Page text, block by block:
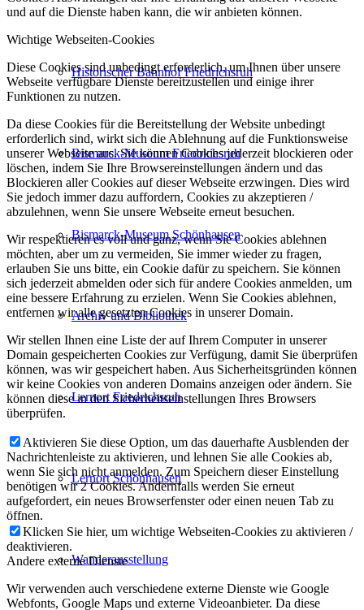
Historischer Bahnhof Friedrichsruh
Bismarck-Museum Friedrichsruh
Bismarck-Museum Schönhausen
Archiv und Bibliothek
Lernort Friedrichsruh
Lernort Schönhausen
Wanderausstellung
und auf die Dienste haben kann, die wir anbieten können.
Wichtige Webseiten-Cookies
Diese Cookies sind unbedingt erforderlich, um Ihnen über unsere
Webseite verfügbare Dienste bereitzustellen und einige ihrer
Funktionen zu nutzen.
Da diese Cookies für die Bereitstellung der Website unbedingt
erforderlich sind, wirkt sich die Ablehnung auf die Funktionsweise
unserer Webseite aus. Sie können Cookies jederzeit blockieren oder
löschen, indem Sie Ihre Browsereinstellungen ändern und das
Blockieren aller Cookies auf dieser Webseite erzwingen. Dies wird
Sie jedoch immer dazu auffordern, Cookies zu akzeptieren /
abzulehnen, wenn Sie unsere Webseite erneut besuchen.
Wir respektieren es voll und ganz, wenn Sie Cookies ablehnen
möchten, aber um zu vermeiden, Sie immer wieder zu fragen,
erlauben Sie uns bitte, ein Cookie dafür zu speichern. Sie können
sich jederzeit abmelden oder sich für andere Cookies anmelden, um
eine bessere Erfahrung zu erzielen. Wenn Sie Cookies ablehnen,
entfernen wir alle gesetzten Cookies in unserer Domain.
Wir stellen Ihnen eine Liste der auf Ihrem Computer in unserer
Domain gespeicherten Cookies zur Verfügung, damit Sie überprüfen
können, was wir gespeichert haben. Aus Sicherheitsgründen können
wir keine Cookies von anderen Domains anzeigen oder ändern. Sie
können diese in den Sicherheitseinstellungen Ihres Browsers
überprüfen.
Aktivieren Sie diese Option, um das dauerhafte Ausblenden der
Nachrichtenleiste zu aktivieren, und lehnen Sie alle Cookies ab,
wenn Sie sich nicht anmelden. Zum Speichern dieser Einstellung
benötigen wir 2 Cookies. Andernfalls werden Sie erneut
aufgefordert, ein neues Browserfenster oder einen neuen Tab zu
öffnen.
Klicken Sie hier, um wichtige Webseiten-Cookies zu aktivieren /
deaktivieren.
Andere externe Dienste
Wir verwenden auch verschiedene externe Dienste wie Google
Webfonts, Google Maps und externe Videoanbieter. Da diese